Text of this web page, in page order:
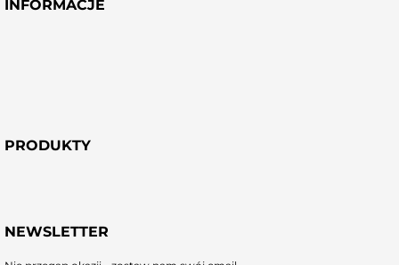
INFORMACJE
PRODUKTY
NEWSLETTER